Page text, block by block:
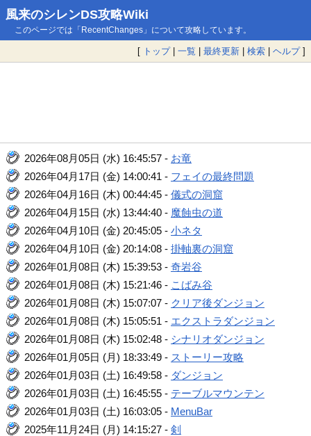
風来のシレンDS攻略Wiki
このページでは「RecentChanges」について攻略しています。
[ トップ| 一覧 | 最終更新 | 検索 | ヘルプ]
2026年08月05日 (水) 16:45:57 - お竜
2026年04月17日 (金) 14:00:41 - フェイの最終問題
2026年04月16日 (木) 00:44:45 -儀式の洞窟
2026年04月15日 (水) 13:44:40 - 魔蝕虫の道
2026年04月10日 (金) 20:45:05 -小ネタ
2026年04月10日 (金) 20:14:08 -掛軸裏の洞窟
2026年01月08日 (木) 15:39:53 -奇岩谷
2026年01月08日 (木) 15:21:46 - こばみ谷
2026年01月08日 (木) 15:07:07 - クリア後ダンジョン
2026年01月08日 (木) 15:05:51 - エクストラダンジョン
2026年01月08日 (木) 15:02:48 - シナリオダンジョン
2026年01月05日 (月) 18:33:49 - ストーリー攻略
2026年01月03日 (土) 16:49:58 - ダンジョン
2026年01月03日 (土) 16:45:55 - テーブルマウンテン
2026年01月03日 (土) 16:03:05 - MenuBar
2025年11月24日 (月) 14:15:27 -剣